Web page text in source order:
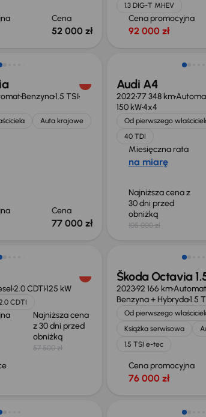
Cena
52 000 zł
1.3 DIG-T MHEV
Cena promocyjna
92 000 zł
VAT
Benzyna1.5 TSI
Auta krajowe
Cena
77 000 zł
Taniej o 1 000 zł
Audi A4
202277 348 km
150 kW4x4
Od pierwszego
40 TDI
Miesięczna rata
na miarę
Najniższa cena z
30 dni przed
obniżką
105 000 zł
2.0 CDTI125 kW
CDTI
Najniższa cena
z 30 dni przed
obniżką
57 500 zł
Możliwość
Škoda Octavia
202392 166 kmAutomat
Benzyna + Hybryda1.5
Od pierwszego
Książka serwisowa
1.5 TSI e-tec
Cena promocyjna
76 000 zł